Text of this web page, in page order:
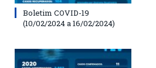
Boletim COVID-19
(10/02/2024 a 16/02/2024)